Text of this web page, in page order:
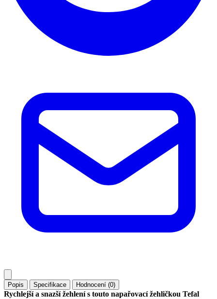
Popis Specifikace Hodnocení (0)
Rychlejší a snazší žehlení s touto napařovací žehličkou Tefal